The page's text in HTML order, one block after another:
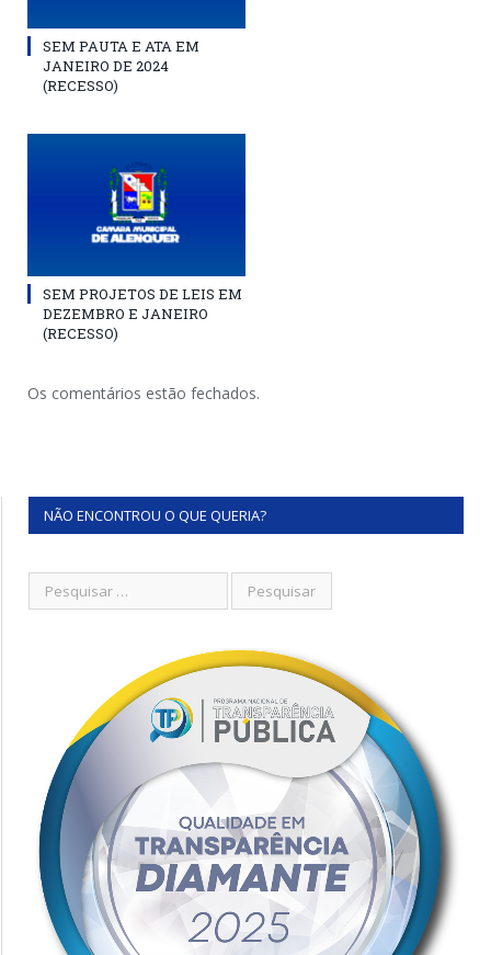
SEM PAUTA E ATA EM
JANEIRO DE 2024
(RECESSO)
SEM PROJETOS DE LEIS EM
DEZEMBRO E JANEIRO
(RECESSO)
Os comentários estão fechados.
NÃO ENCONTROU O QUE QUERIA?